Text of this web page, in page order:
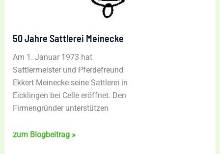
50 Jahre Sattlerei Meinecke
Am 1. Januar 1973 hat
Sattlermeister und Pferdefreund
Ekkert Meinecke seine Sattlerei in
Eicklingen bei Celle eröffnet. Den
Firmengründer unterstützen
50
zum Blogbeitrag »